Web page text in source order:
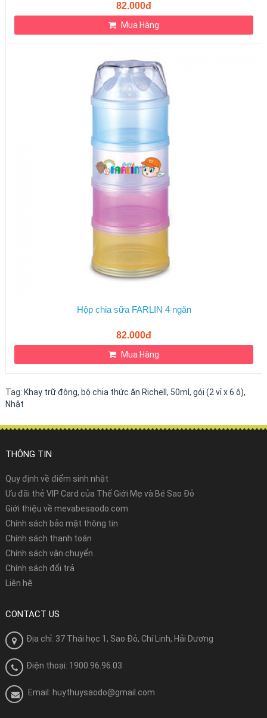
82.000đ
Mua Hàng
Hộp chia sữa FARLIN 4 ngăn
82.000đ
Mua Hàng
Tag: Khay trữ đông, bộ chia thức ăn Richell , 50ml , gói (2 vỉ x 6 ô),
Nhật
THÔNG TIN
Quy định về điểm sinh nhật
Ưu đãi thẻ VIP Card của Thế Giới Mẹ và Bé Sao Đỏ
Giới thiệu về mevabesaodo.com
Chính sách bảo mật thông tin
Chính sách thanh toán
Chính sách vận chuyển
Chính sách đổi trả
Liên hệ
CONTACT US
Địa chỉ: 37 Thái học 1, Sao Đỏ, Chí Linh, Hải Dương
Điện thoại: 1900.96.96.03
Email: huythuysaodo@gmail.com